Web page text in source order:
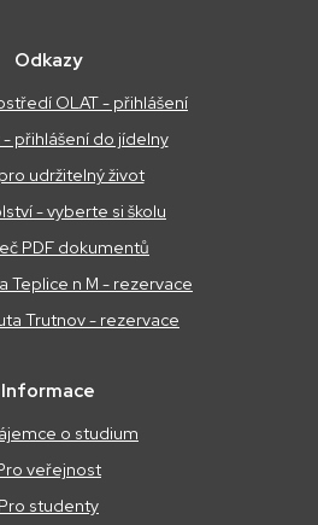
Odkazy
OLAT - přihlášení
- přihlášení do jídelny
udržitelný život
- vyberte si školu
PDF dokumentů
Teplice n M - rezervace
Trutnov - rezervace
Informace
o studium
veřejnost
Pro studenty